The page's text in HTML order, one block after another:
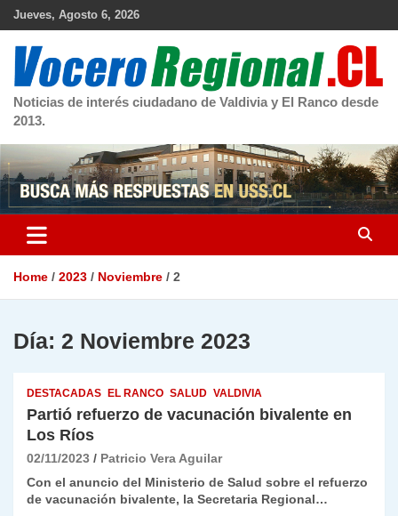
Skip
Jueves, Agosto 6, 2026
Noticias de interés ciudadano de Valdivia y El Ranco desde
2013.
Home 2023 Noviembre 2
Día: 2 Noviembre 2023
DESTACADAS EL RANCO SALUD VALDIVIA
Partió refuerzo de vacunación bivalente en
Los Ríos
02/11/2023
Patricio Vera Aguilar
Con el anuncio del Ministerio de Salud sobre el refuerzo
de vacunación bivalente, la Secretaria Regional…